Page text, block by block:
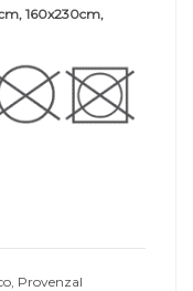
160x230cm,
Provenzal